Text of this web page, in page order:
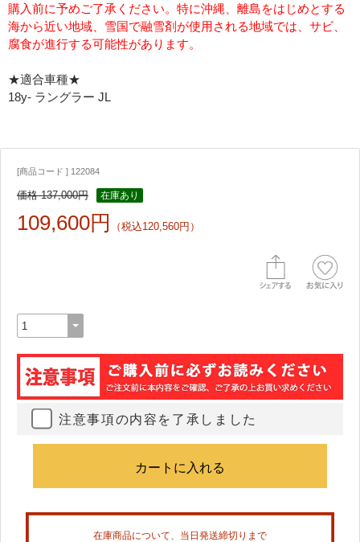
購入前に予めご了承ください。特に沖縄、離島をはじめとする
海から近い地域、雪国で融雪剤が使用される地域では、サビ、
腐食が進行する可能性があります。
★適合車種★
18y- ラングラー JL
[商品コード ] 122084
価格 137,000円 在庫あり
109,600円 （税込120,560円）
注意事項の内容を了承しました
在庫商品について、当日発送締切りまで